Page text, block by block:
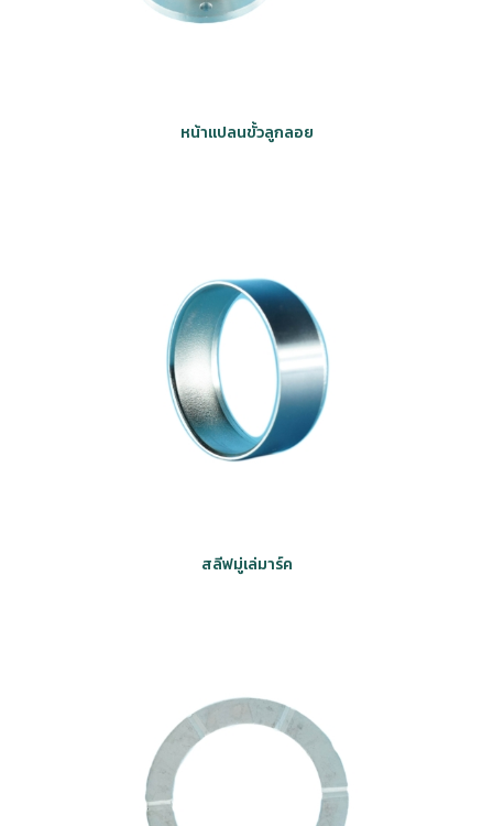
หน้าแปลนขั้วลูกลอย
สลีฟมู่เล่มาร์ค